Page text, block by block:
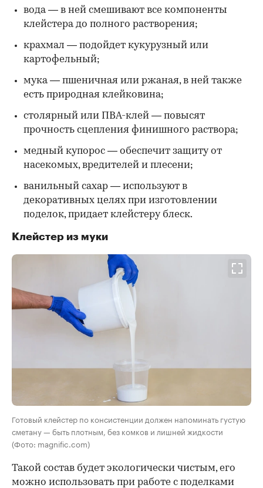
вода — в ней смешивают все компоненты
клейстера до полного растворения;
крахмал — подойдет кукурузный или
картофельный;
мука — пшеничная или ржаная, в ней также
есть природная клейковина;
столярный или ПВА-клей — повысят
прочность сцепления финишного раствора;
медный купорос — обеспечит защиту от
насекомых, вредителей и плесени;
ванильный сахар — используют в
декоративных целях при изготовлении
поделок, придает клейстеру блеск.
Клейстер из муки
Готовый клейстер по консистенции должен напоминать густую
сметану — быть плотным, без комков и лишней жидкости
(Фото: magnific.com)
Такой состав будет экологически чистым, его
можно использовать при работе с поделками